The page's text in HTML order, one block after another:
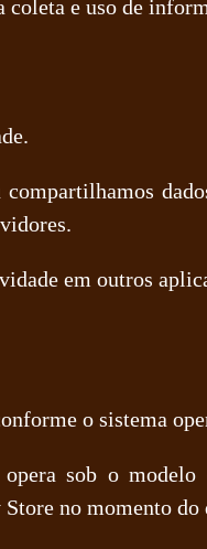
e uso de
em outros
o sistema
sob o
no momento do